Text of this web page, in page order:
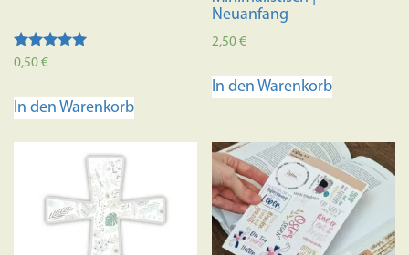
Bewertet mit
0,50€
In den Warenkorb
Neuanfang
2,50€
In den Warenkorb